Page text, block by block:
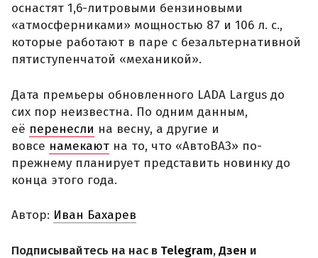
оснастят 1,6-литровыми бензиновыми
«атмосферниками» мощностью 87 и 106 л. с.,
которые работают в паре с безальтернативной
пятиступенчатой «механикой».
Дата премьеры обновленного LADA Largus до
сих пор неизвестна. По одним данным,
её перенесли на весну, а другие и
вовсе намекают на то, что «АвтоВАЗ» по-
прежнему планирует представить новинку до
конца этого года.
Автор: Иван Бахарев
Подписывайтесь на нас в Telegram,Дзен и